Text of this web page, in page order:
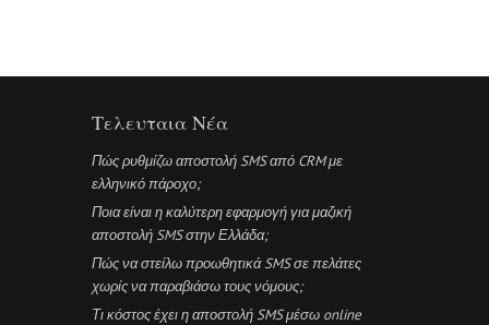
Τελευταια Νέα
Πώς ρυθμίζω αποστολή SMS από CRM με
ελληνικό πάροχο;
Ποια είναι η καλύτερη εφαρμογή για μαζική
αποστολή SMS στην Ελλάδα;
Πώς να στείλω προωθητικά SMS σε πελάτες
χωρίς να παραβιάσω τους νόμους;
Τι κόστος έχει η αποστολή SMS μέσω online